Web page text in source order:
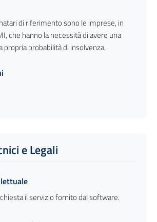
di riferimento sono le imprese, in
che hanno la necessità di avere una
propria probabilità di insolvenza.
e Legali
il servizio fornito dal software.